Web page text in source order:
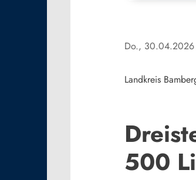
Do., 30.04.2026
Landkreis
500